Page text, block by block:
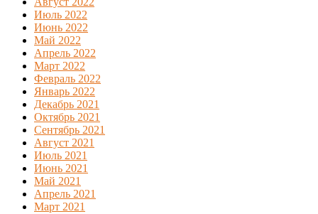
Июль 2022
Июнь 2022
Май 2022
Апрель 2022
Март 2022
Февраль 2022
Январь 2022
Декабрь 2021
Октябрь 2021
Сентябрь 2021
Август 2021
Июль 2021
Июнь 2021
Май 2021
Апрель 2021
Март 2021